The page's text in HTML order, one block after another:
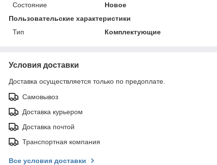
Состояние
Новое
Пользовательские характеристики
Тип
Комплектующие
Условия доставки
Доставка осуществляется только по предоплате.
Самовывоз
Доставка курьером
Доставка почтой
Транспортная компания
Все условия доставки